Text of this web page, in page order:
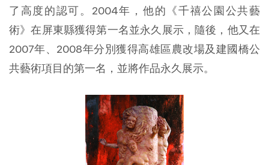
了高度的認可。2004年，他的《千禧公園公共藝
術》在屏東縣獲得第一名並永久展示，隨後，他又在
2007年、2008年分別獲得高雄區農改場及建國橋公
共藝術項目的第一名，並將作品永久展示。